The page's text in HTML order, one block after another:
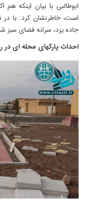
جاده یزد، سرانه فضای سبز شهر به بالای
احداث پارکهای محله ای در